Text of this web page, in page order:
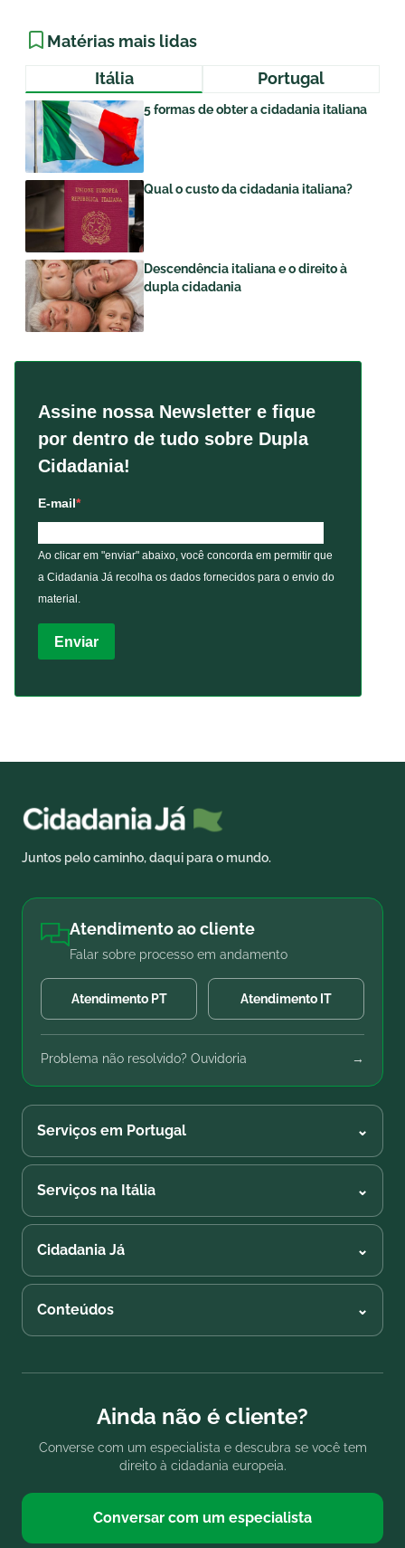
Matérias mais lidas
Itália
Portugal
5 formas de obter a cidadania italiana
Qual o custo da cidadania italiana?
Descendência italiana e o direito à
dupla cidadania
Assine nossa Newsletter e fique
por dentro de tudo sobre Dupla
Cidadania!
E-mail
Ao clicar em "enviar" abaixo, você concorda em permitir que
a Cidadania Já recolha os dados fornecidos para o envio do
material.
Enviar
Juntos pelo caminho, daqui para o mundo.
Atendimento ao cliente
Falar sobre processo em andamento
Atendimento PT Atendimento IT
Problema não resolvido? Ouvidoria →
Serviços em Portugal ⌄
Serviços na Itália ⌄
Cidadania Já ⌄
Conteúdos ⌄
Ainda não é cliente?
Converse com um especialista e descubra se você tem
direito à cidadania europeia.
Conversar com um especialista